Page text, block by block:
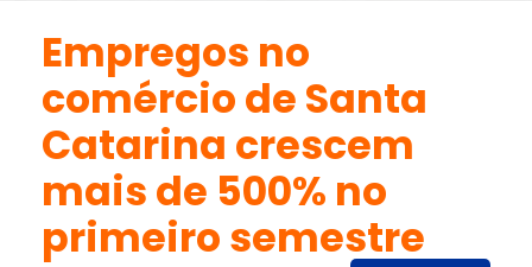
Empregos no
comércio de Santa
Catarina crescem
mais de 500% no
primeiro semestre